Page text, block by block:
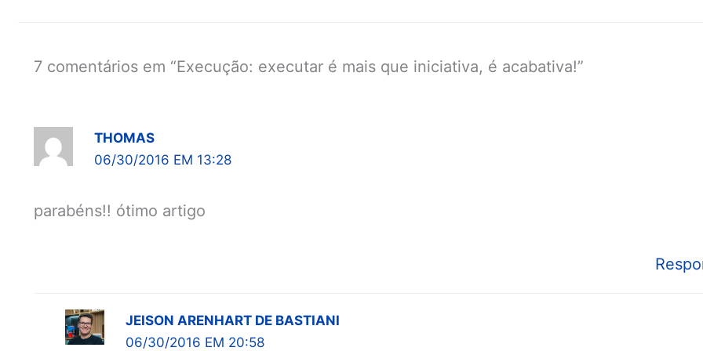
7 comentários em “Execução: executar é mais que iniciativa, é acabativa!”
THOMAS
06/30/2016 EM 13:28
parabéns!! ótimo artigo
JEISON ARENHART DE BASTIANI
06/30/2016 EM 20:58